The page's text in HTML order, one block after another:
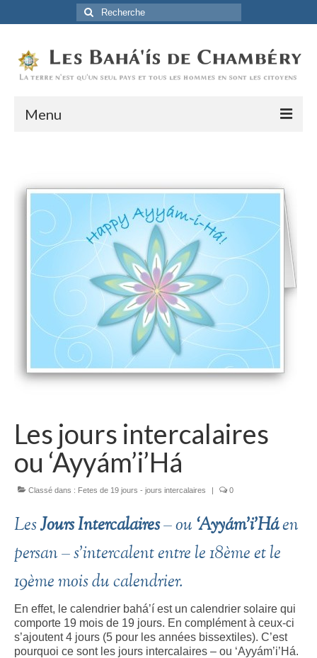
Rechercher
:
Menu
L’Histoire
Être Baha’i au quotidien
Un débordement d’actions
Les jours intercalaires
ou ‘Ayyám’i’Há
Classé dans : Fetes de 19 jours - jours intercalaires | 0
LesJours Intercalaires– ou ‘Ayyám’i’Háen
persan – s’intercalent entre le 18ème et le
19ème mois du calendrier.
En effet, le calendrier bahá’í est un calendrier solaire qui
comporte 19 mois de 19 jours. En complément à ceux-ci
s’ajoutent 4 jours (5 pour les années bissextiles). C’est
pourquoi ce sont les jours intercalaires – ou ‘Ayyám’i’Há.